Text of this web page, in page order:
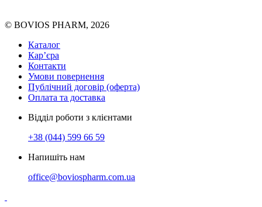
© BOVIOS PHARM, 2026
Каталог
Кар’єра
Контакти
Умови повернення
Публічний договір (оферта)
Оплата та доставка
Відділ роботи з клієнтами
+38 (044) 599 66 59
Напишіть нам
office@boviospharm.com.ua